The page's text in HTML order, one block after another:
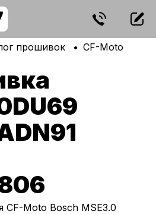
прошивок CF-Moto
CF-Moto Bosch MSE3.0